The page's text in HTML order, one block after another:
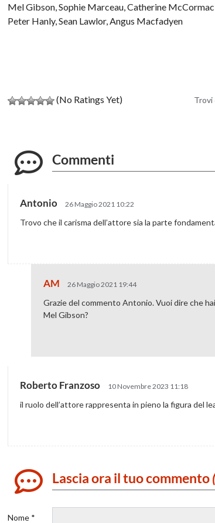
Mel Gibson, Sophie Marceau, Catherine
Peter Hanly, Sean Lawlor, Angus Macfadyen
(No Ratings Yet) Trovi
Commenti
Antonio 26 Maggio 2021 10:22
Trovo che il carisma dell’attore sia la parte
AM 26 Maggio 2021 19:44
Grazie del commento Antonio. Vuoi dire che
Mel Gibson?
Roberto Franzoso 10 Novembre 2023 11:18
il ruolo dell’attore rappresenta in pieno la figura del
Lascia ora il tuo commento
Nome *